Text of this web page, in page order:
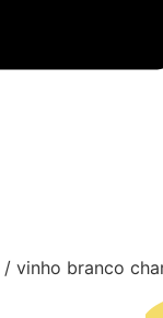
/ vinho branco